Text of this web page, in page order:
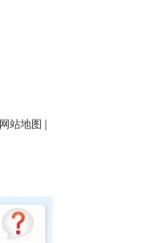
网站地图